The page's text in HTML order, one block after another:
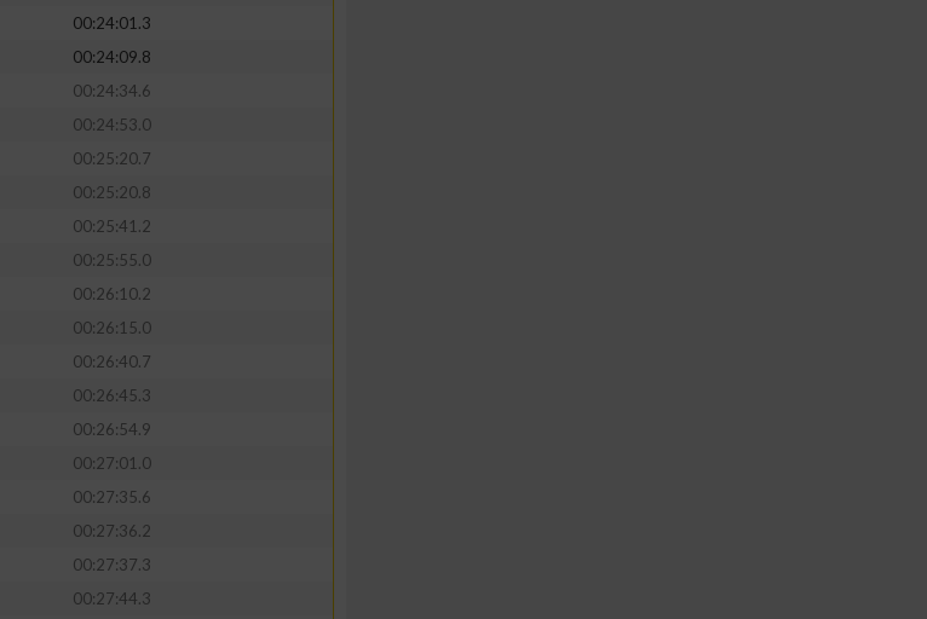
00:24:01.3
00:24:09.8
00:24:34.6
00:24:53.0
00:25:20.7
00:25:20.8
00:25:41.2
00:25:55.0
00:26:10.2
00:26:15.0
00:26:40.7
00:26:45.3
00:26:54.9
00:27:01.0
00:27:35.6
00:27:36.2
00:27:37.3
00:27:44.3